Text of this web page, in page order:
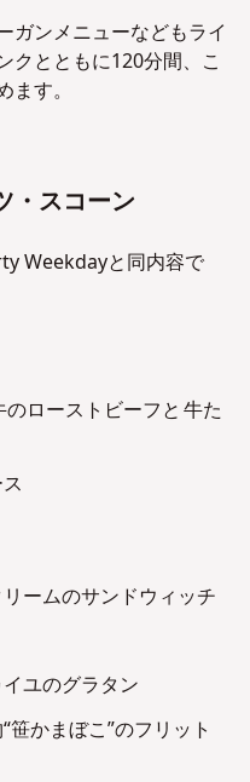
ガンメニューなどもライ
クとともに120分間、こ
す。
・スコーン
Weekdayと同内容で
ローストビーフと 牛た
ームのサンドウィッチ
ユのグラタン
かまぼこ”のフリット